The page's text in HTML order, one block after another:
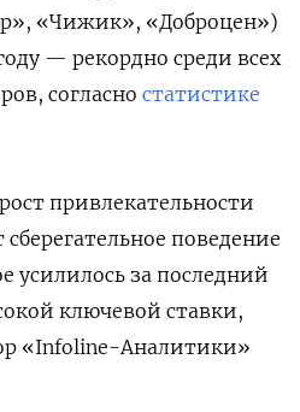
«Чижик», «Доброцен»)
— рекордно среди всех
согласно статистике
привлекательности
поведение
усилилось за последний
ключевой ставки,
«Infoline-Аналитики»